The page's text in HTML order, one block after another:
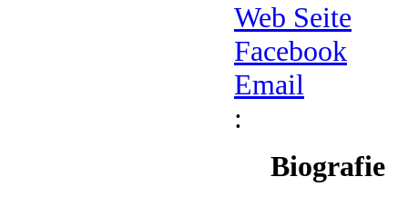
Web Seite
Facebook
Email
:
Biografie